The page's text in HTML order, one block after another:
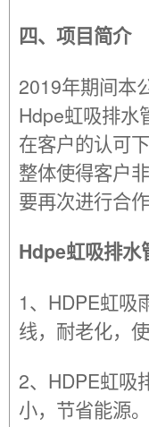
四、项目简介
2019年期间本
Hdpe虹吸排水
在客户的认可
整体使得客户
要再次进行合作
Hdpe虹吸排水
1、HDPE虹吸
线，耐老化，
2、HDPE虹吸
小，节省能源。